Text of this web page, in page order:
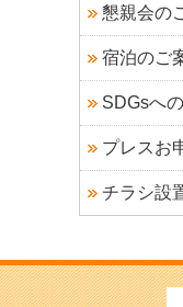
懇親会の
宿泊のご
SDGsへ
プレスお
チラシ設